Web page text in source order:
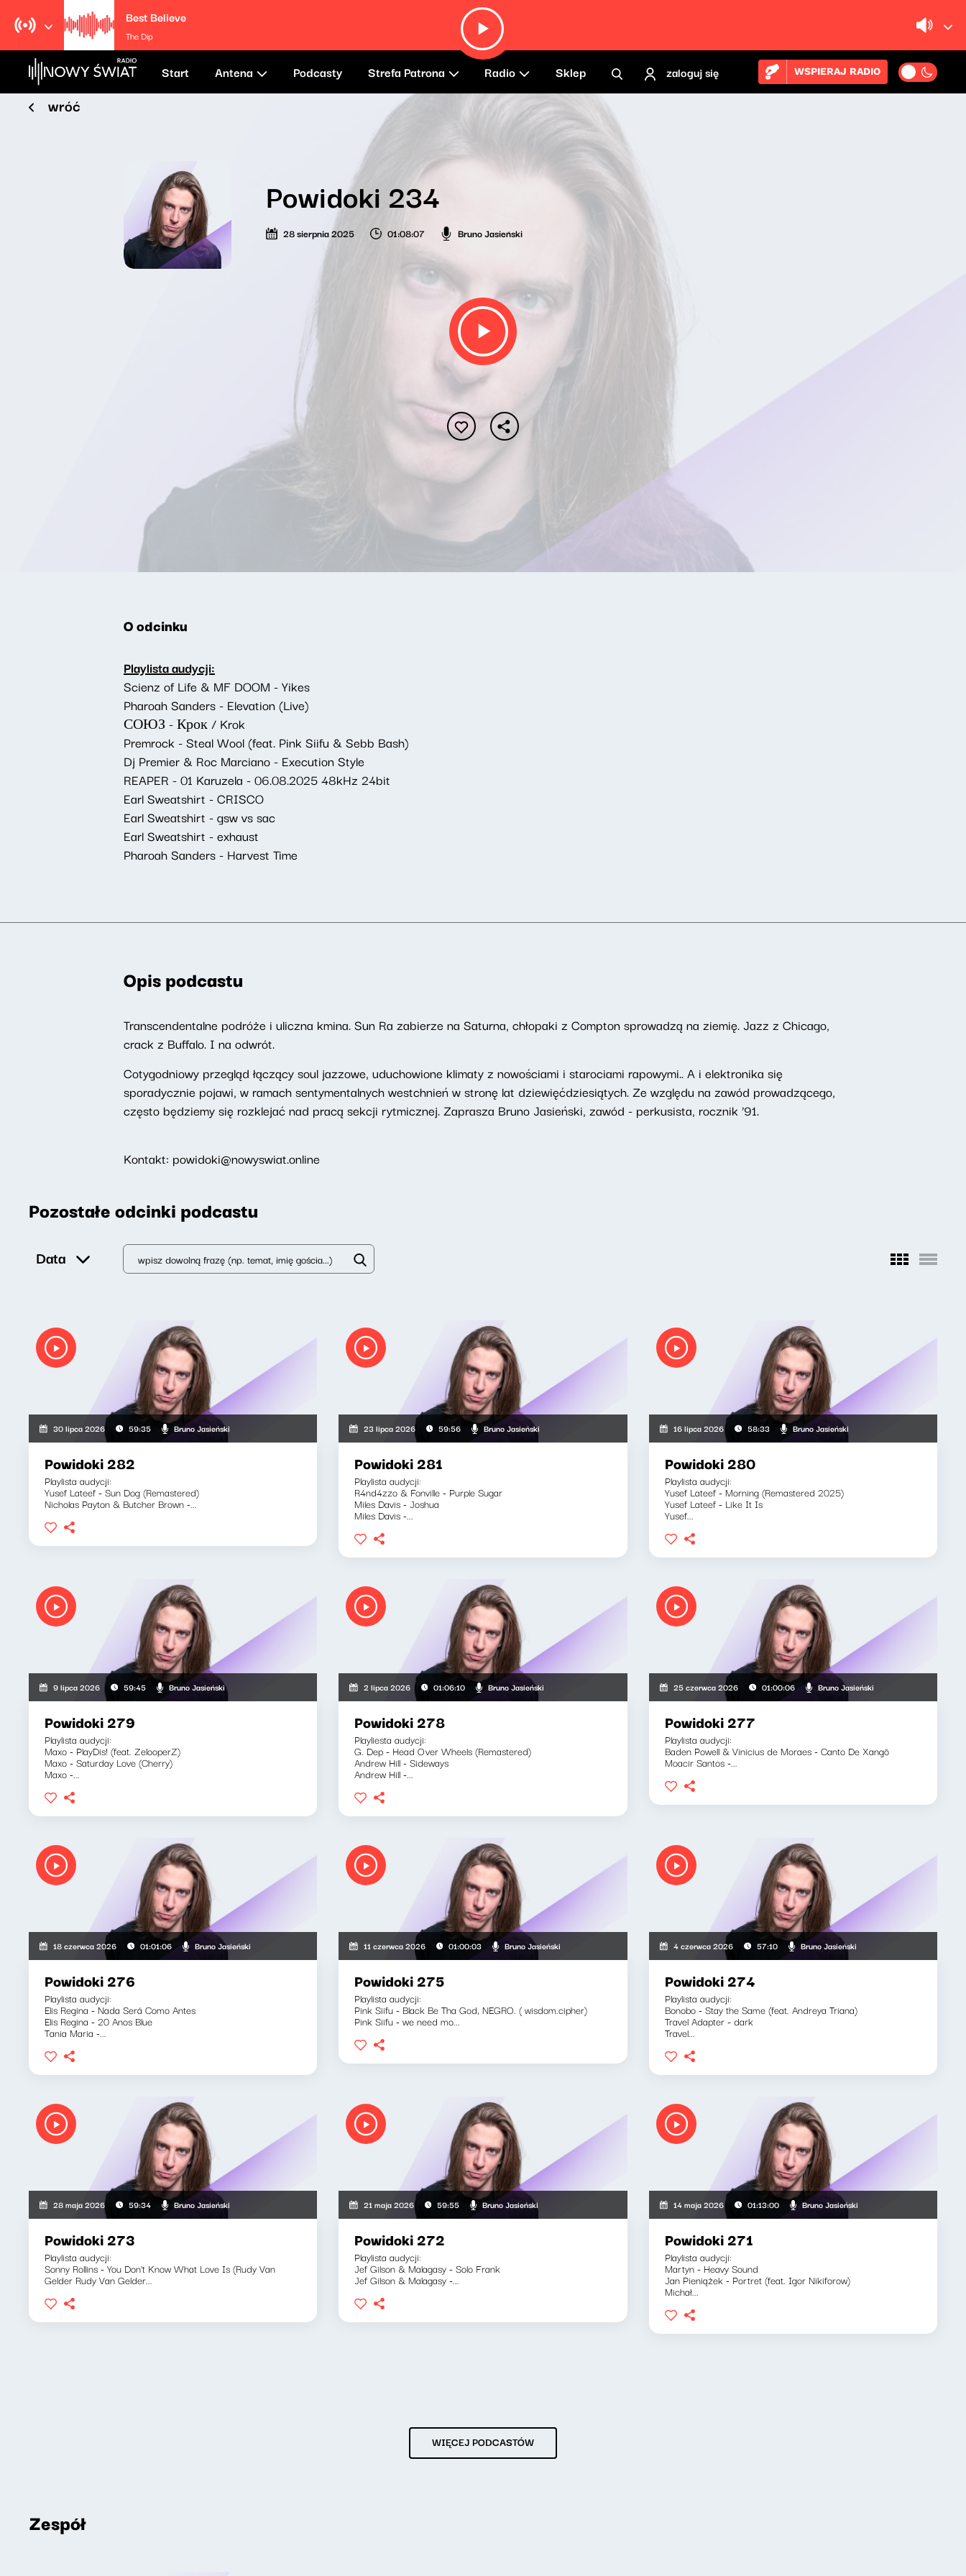
Best Believe
The Dip
Start Antena Podcasty Strefa Patrona Radio Sklep zaloguj się WSPIERAJ RADIO
wróć
Powidoki 234
28 sierpnia 2025 01:08:07 Bruno Jasieński
O odcinku
Playlista audycji:
Scienz of Life & MF DOOM - Yikes
Pharoah Sanders - Elevation (Live)
СОЮЗ - Крок / Krok
Premrock - Steal Wool (feat. Pink Siifu & Sebb Bash)
Dj Premier & Roc Marciano - Execution Style
REAPER - 01 Karuzela - 06.08.2025 48kHz 24bit
Earl Sweatshirt - CRISCO
Earl Sweatshirt - gsw vs sac
Earl Sweatshirt - exhaust
Pharoah Sanders - Harvest Time
Opis podcastu
Transcendentalne podróże i uliczna kmina. Sun Ra zabierze na Saturna, chłopaki z Compton sprowadzą na ziemię. Jazz z Chicago,
crack z Buffalo. I na odwrót.
Cotygodniowy przegląd łączący soul jazzowe, uduchowione klimaty z nowościami i starociami rapowymi.. A i elektronika się
sporadycznie pojawi, w ramach sentymentalnych westchnień w stronę lat dziewięćdziesiątych. Ze względu na zawód prowadzącego,
często będziemy się rozklejać nad pracą sekcji rytmicznej. Zaprasza Bruno Jasieński, zawód - perkusista, rocznik ’91.
Kontakt: powidoki@nowyswiat.online
Pozostałe odcinki podcastu
Data
30 lipca 2026 59:35 Bruno Jasieński
Powidoki 282
Playlista audycji:
Yusef Lateef - Sun Dog (Remastered)
Nicholas Payton & Butcher Brown -...
23 lipca 2026 59:56 Bruno Jasieński
Powidoki 281
Playlista audycji:
R4nd4zzo & Fonville - Purple Sugar
Miles Davis - Joshua
Miles Davis -...
16 lipca 2026 58:33 Bruno Jasieński
Powidoki 280
Playlista audycji:
Yusef Lateef - Morning (Remastered 2025)
Yusef Lateef - Like It Is
Yusef...
9 lipca 2026 59:45 Bruno Jasieński
Powidoki 279
Playlista audycji:
Maxo - PlayDis! (feat. ZelooperZ)
Maxo - Saturday Love (Cherry)
Maxo -...
2 lipca 2026 01:06:10 Bruno Jasieński
Powidoki 278
Playliesta audycji:
G. Dep - Head Over Wheels (Remastered)
Andrew Hill - Sideways
Andrew Hill -...
25 czerwca 2026 01:00:06 Bruno Jasieński
Powidoki 277
Playlista audycji:
Baden Powell & Vinicius de Moraes - Canto De Xangô
Moacir Santos -...
18 czerwca 2026 01:01:06 Bruno Jasieński
Powidoki 276
Playlista audycji:
Elis Regina - Nada Será Como Antes
Elis Regina - 20 Anos Blue
Tania Maria -...
11 czerwca 2026 01:00:03 Bruno Jasieński
Powidoki 275
Playlista audycji:
Pink Siifu - Black Be Tha God, NEGRO. ( wisdom.cipher)
Pink Siifu - we need mo...
4 czerwca 2026 57:10 Bruno Jasieński
Powidoki 274
Playlista audycji:
Bonobo - Stay the Same (feat. Andreya Triana)
Travel Adapter - dark
Travel...
28 maja 2026 59:34 Bruno Jasieński
Powidoki 273
Playlista audycji:
Sonny Rollins - You Don't Know What Love Is (Rudy Van
Gelder Rudy Van Gelder...
21 maja 2026 59:55 Bruno Jasieński
Powidoki 272
Playlista audycji:
Jef Gilson & Malagasy - Solo Frank
Jef Gilson & Malagasy -...
14 maja 2026 01:13:00 Bruno Jasieński
Powidoki 271
Playlista audycji:
Martyn - Heavy Sound
Jan Pieniążek - Portret (feat. Igor Nikiforow)
Michał...
WIĘCEJ PODCASTÓW
Zespół